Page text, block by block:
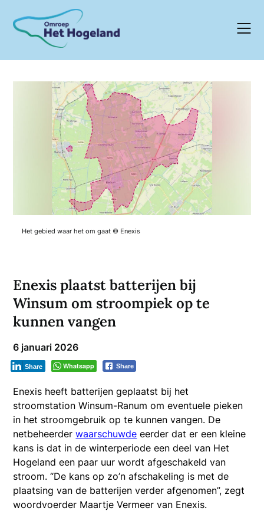
content
Het gebied waar het om gaat © Enexis
Enexis plaatst batterijen bij
Winsum om stroompiek op te
kunnen vangen
6 januari 2026
Whatsapp Share
Share
Enexis heeft batterijen geplaatst bij het
stroomstation Winsum-Ranum om eventuele pieken
in het stroomgebruik op te kunnen vangen. De
netbeheerderwaarschuwde eerderdat er een kleine
kans is dat in de winterperiode een deel van Het
Hogeland een paar uur wordt afgeschakeld van
stroom. “De kans op zo’n afschakeling is met de
plaatsing van de batterijen verder afgenomen”, zegt
woordvoerder Maartje Vermeer van Enexis.